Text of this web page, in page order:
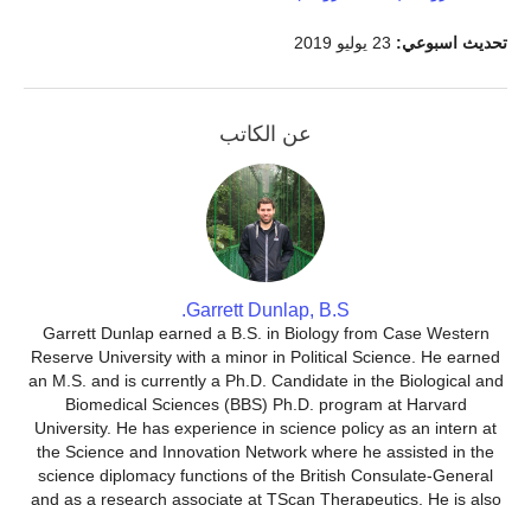
تحديث اسبوعي:
عن الكاتب
Garrett Dunlap, B.S.
Garrett Dunlap earned a B.S. in Biology from Case Western
Reserve University with a minor in Political Science. He earned
an M.S. and is currently a Ph.D. Candidate in the Biological and
Biomedical Sciences (BBS) Ph.D. program at Harvard
University. He has experience in science policy as an intern at
the Science and Innovation Network where he assisted in the
science diplomacy functions of the British Consulate-General
and as a research associate at TScan Therapeutics. He is also